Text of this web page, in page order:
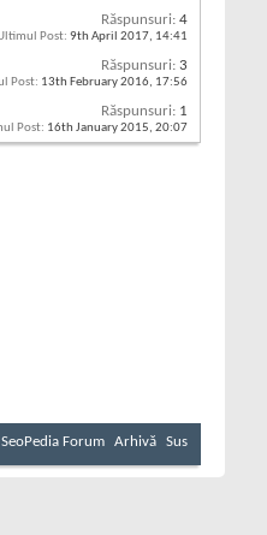
Răspunsuri: 4
Post: 9th April 2017, 14:41
Răspunsuri: 3
Post: 13th February 2016, 17:56
Răspunsuri: 1
Post: 16th January 2015, 20:07
SeoPedia Forum Arhivă Sus